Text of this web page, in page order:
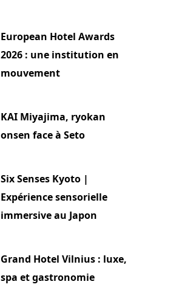
European Hotel Awards
2026 : une institution en
mouvement
KAI Miyajima, ryokan
onsen face à Seto
Six Senses Kyoto |
Expérience sensorielle
immersive au Japon
Grand Hotel Vilnius : luxe,
spa et gastronomie